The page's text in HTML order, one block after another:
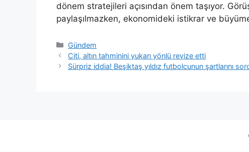
dönem stratejileri açısından önem taşıyor.
paylaşılmazken, ekonomideki istikrar ve
Kategoriler
Gündem
Citi, altın tahminini yukarı yönlü revize etti
Sürpriz iddia! Beşiktaş yıldız futbolcunun şartlarını